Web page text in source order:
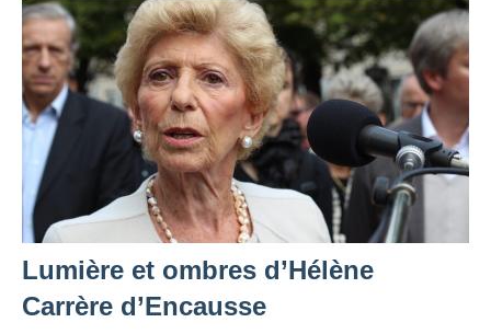
Lumière et ombres d’Hélène
Carrère d’Encausse